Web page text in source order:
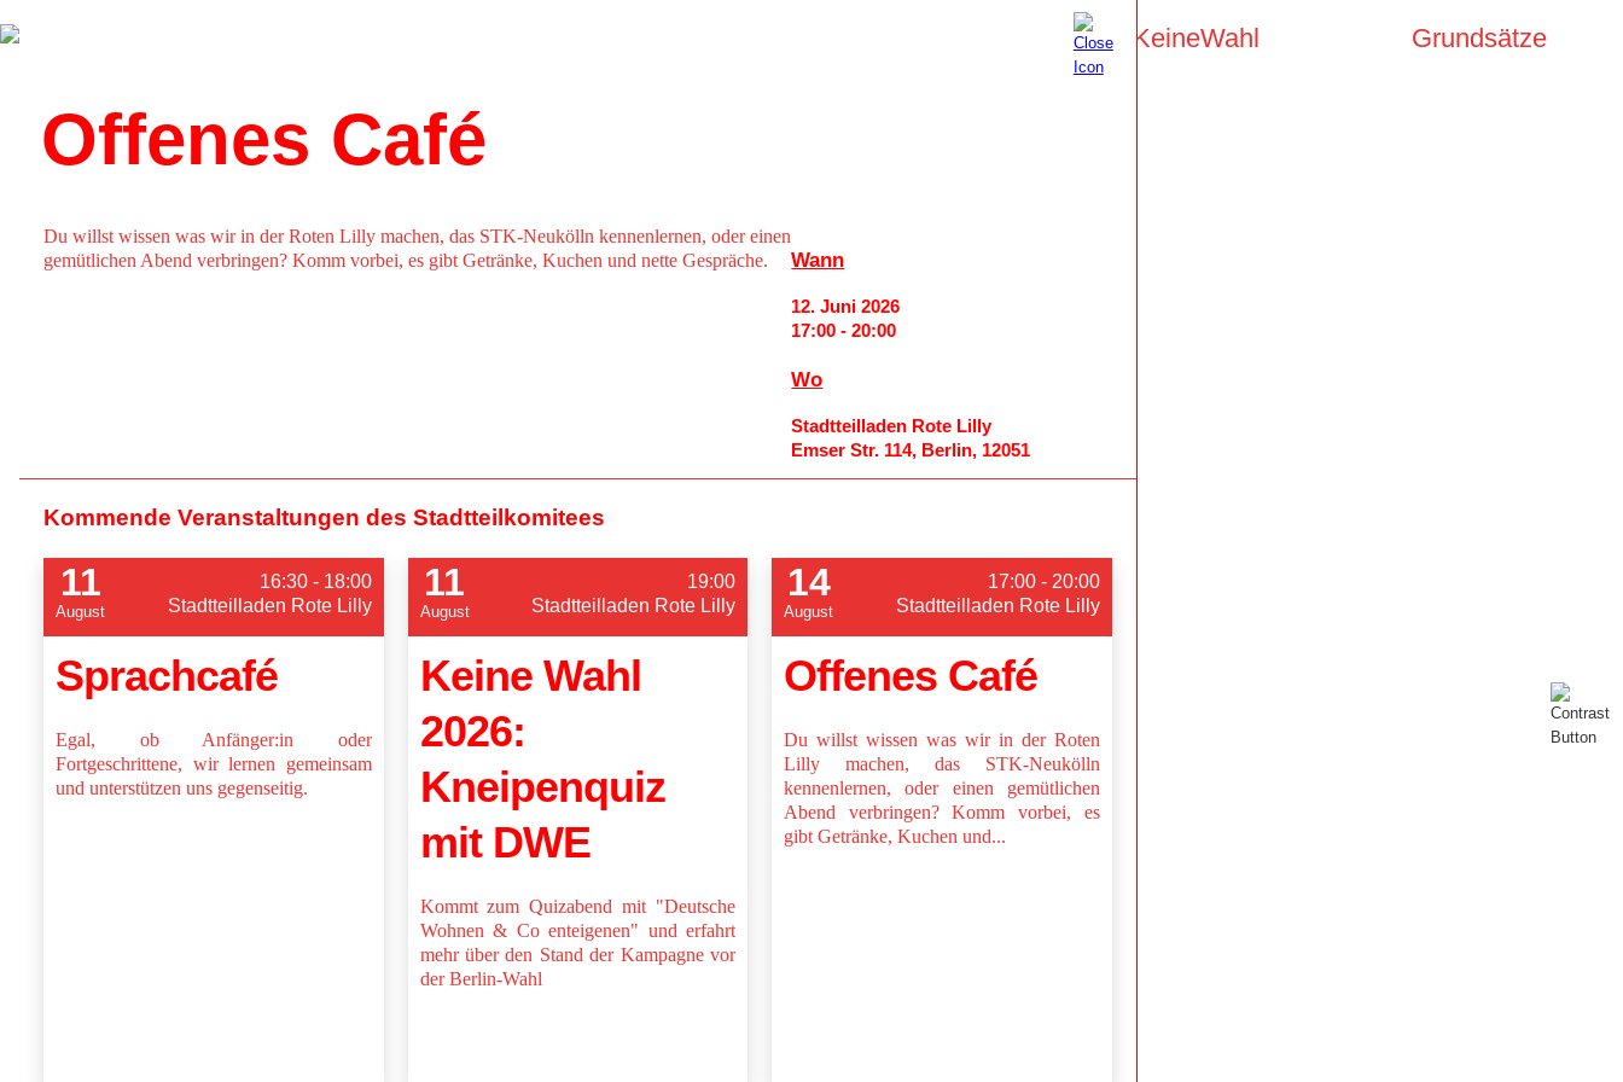
KeineWahl Grundsätze
Offenes Café
Du willst wissen was wir in der Roten Lilly machen, das STK-Neukölln kennenlernen, oder einen
gemütlichen Abend verbringen? Komm vorbei, es gibt Getränke, Kuchen und nette Gespräche.
Wann
12. Juni 2026
17:00 - 20:00
Wo
Stadtteilladen Rote Lilly
Emser Str. 114, Berlin, 12051
Kommende Veranstaltungen des Stadtteilkomitees
11
August
16:30 - 18:00
Stadtteilladen Rote Lilly
Sprachcafé
Egal, ob Anfänger:in oder
Fortgeschrittene, wir lernen gemeinsam
und unterstützen uns gegenseitig.
11
August
19:00
Stadtteilladen Rote Lilly
Keine Wahl
2026:
Kneipenquiz
mit DWE
Kommt zum Quizabend mit "Deutsche
Wohnen & Co enteigenen" und erfahrt
mehr über den Stand der Kampagne vor
der Berlin-Wahl
14
August
17:00 - 20:00
Stadtteilladen Rote Lilly
Offenes Café
Du willst wissen was wir in der Roten
Lilly machen, das STK-Neukölln
kennenlernen, oder einen gemütlichen
Abend verbringen? Komm vorbei, es
gibt Getränke, Kuchen und...